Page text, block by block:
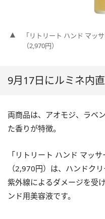
「リトリート ハンド マッ
（2,970円）
9月17日にルミネ内
両商品は、アオモジ、ラベ
た香りが特徴。
「リトリート ハンド マッ
（2,970円）は、ハンドク
紫外線によるダメージを受
ンド用美容液です。